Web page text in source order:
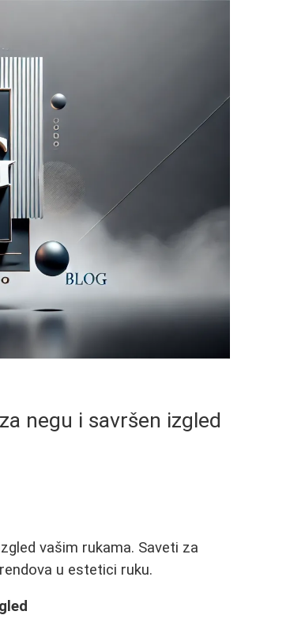
negu i savršen izgled
vašim rukama. Saveti za
u estetici ruku.